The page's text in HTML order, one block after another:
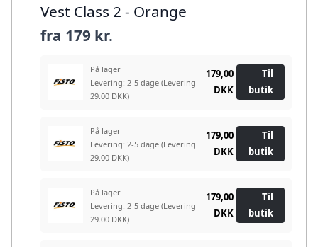
Vest Class 2 - Orange
fra 179 kr.
På lager
Levering: 2-5 dage (Levering
29.00 DKK)
179,00
DKK
Til
butik
På lager
Levering: 2-5 dage (Levering
29.00 DKK)
179,00
DKK
Til
butik
På lager
Levering: 2-5 dage (Levering
29.00 DKK)
179,00
DKK
Til
butik